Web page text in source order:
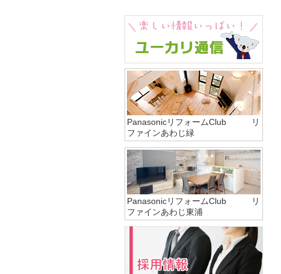
PanasonicリフォームClub リ
ファインあわじ緑
PanasonicリフォームClub リ
ファインあわじ東浦